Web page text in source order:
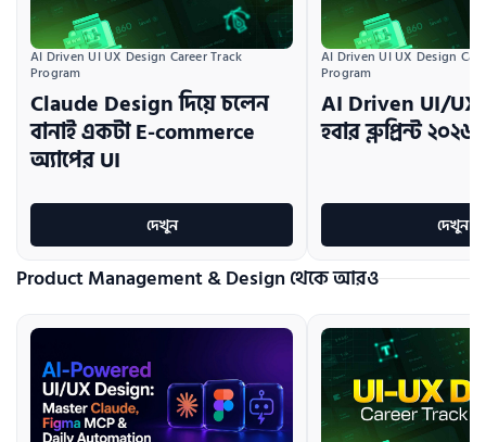
AI Driven UI UX Design Career Track
Program
Claude Design দিয়ে চলেন
বানাই একটা E-commerce
অ্যাপের UI
দেখুন
AI Driven UI UX Design
Program
AI Driven UI/UX
হবার ব্লুপ্রিন্ট ২০২৬
দেখুন
Product Management & Design থেকে আরও